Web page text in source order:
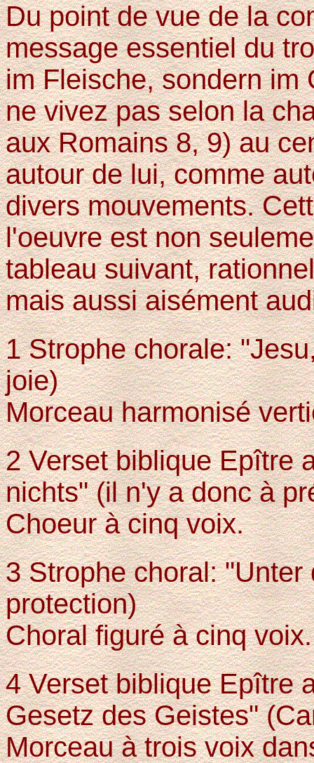
Du point de vue de la
message essentiel du
im Fleische, sondern im
ne vivez pas selon la
aux Romains 8, 9) au
autour de lui, comme
divers mouvements.
l'oeuvre est non
tableau suivant,
mais aussi aisément
1 Strophe chorale:
joie)
Morceau harmonisé
2 Verset biblique Epître
nichts" (il n'y a donc à
Choeur à cinq voix.
3 Strophe choral:
protection)
Choral figuré à cinq voix.
4 Verset biblique Epître
Gesetz des Geistes"
Morceau à trois voix